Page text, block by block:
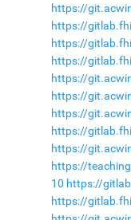
https://
https://
https://
https://
https://
https://
https://
https://
https://
https://
10 https://
https://